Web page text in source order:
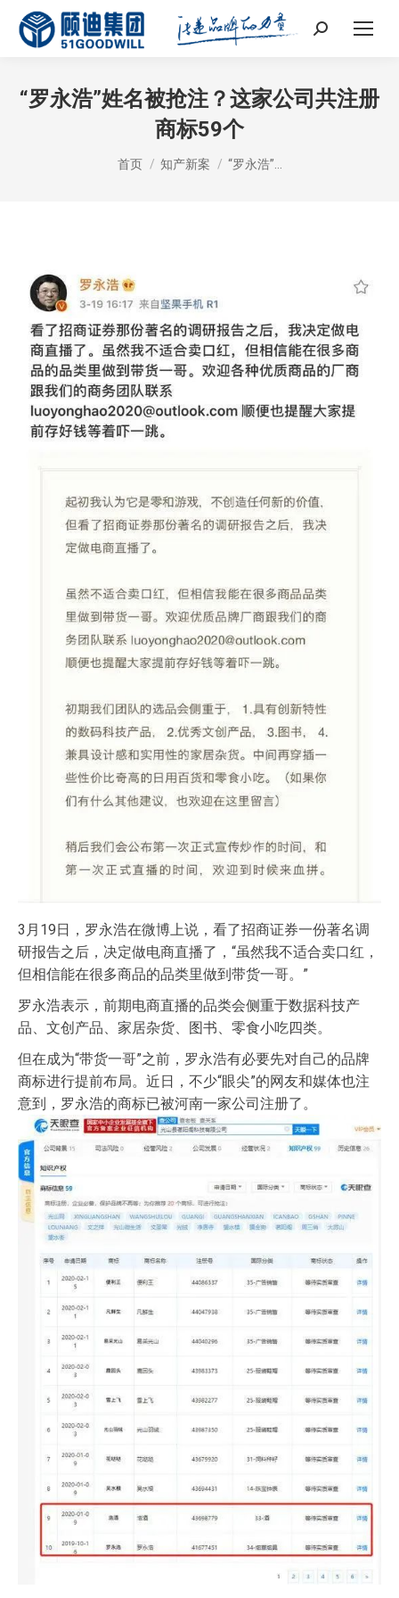
Search:
“罗永浩”姓名被抢注？这家公司共注册
商标59个
您在这里：
首页 知产新案 “罗永浩”…
3月19日，罗永浩在微博上说，看了招商证券一份著名调
研报告之后，决定做电商直播了，“虽然我不适合卖口红，
但相信能在很多商品的品类里做到带货一哥。”
罗永浩表示，前期电商直播的品类会侧重于数据科技产
品、文创产品、家居杂货、图书、零食小吃四类。
但在成为“带货一哥”之前，罗永浩有必要先对自己的品牌
商标进行提前布局。近日，不少“眼尖”的网友和媒体也注
意到，罗永浩的商标已被河南一家公司注册了。